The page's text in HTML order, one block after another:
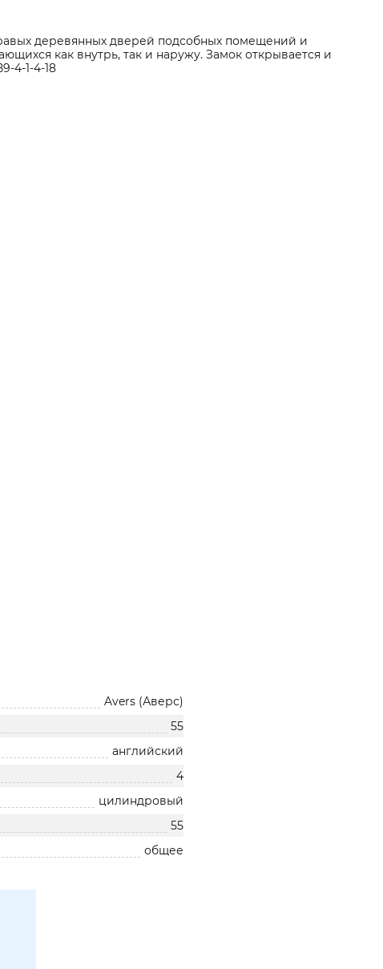
деревянных дверей подсобных помещений и
как внутрь, так и наружу. Замок открывается и
4-1-4-18
Avers (Аверс)
55
английский
4
цилиндровый
55
общее